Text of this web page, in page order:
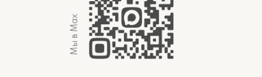
Мы в Max